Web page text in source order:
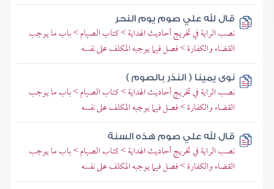
قال لله علي صوم يوم النحر
نصب الراية في تخريج أحاديث الهداية > كتاب الصيام > باب ما يوجب
القضاء والكفارة > فصل فيما يوجبه المكلف على نفسه
نوى يمينا ( النذر بالصوم )
نصب الراية في تخريج أحاديث الهداية > كتاب الصيام > باب ما يوجب
القضاء والكفارة > فصل فيما يوجبه المكلف على نفسه
قال لله علي صوم هذه السنة
نصب الراية في تخريج أحاديث الهداية > كتاب الصيام > باب ما يوجب
القضاء والكفارة > فصل فيما يوجبه المكلف على نفسه